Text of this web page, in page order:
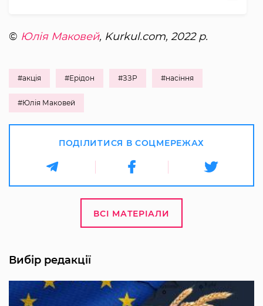
© Юлія Маковей, Kurkul.com, 2022 р.
#акція #Ерідон #ЗЗР #насіння
#Юлія Маковей
ПОДІЛИТИСЯ В СОЦМЕРЕЖАХ
ВСІ МАТЕРІАЛИ
Вибір редакції